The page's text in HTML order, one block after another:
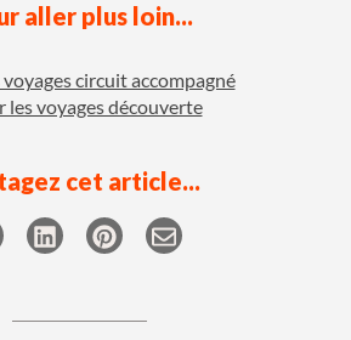
aller plus loin...
circuit accompagné
les voyages découverte
cet article...